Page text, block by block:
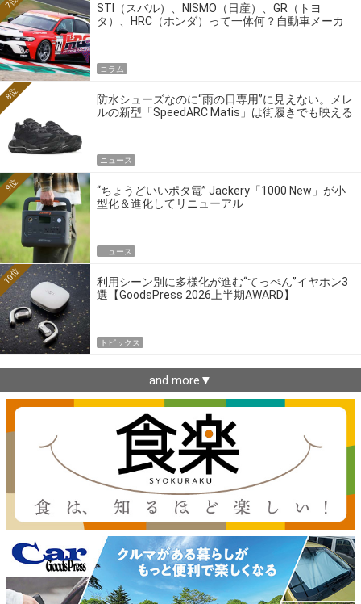
STI（スバル）、NISMO（日産）、GR（トヨ
タ）、HRC（ホンダ）って一体何？自動車メーカ
コラム
防水シューズなのに“雨の日専用”に見えない。メレ
ルの新型「SpeedARC Matis」は街履きでも映える
8位
ニュース
“ちょうどいいポタ電” Jackery「1000 New」が小
型化＆進化してリニューアル
9位
ニュース
利用シーン別に多様化が進む“てっぺん”イヤホン3
選【GoodsPress 2026上半期AWARD】
10位
トピックス
and more▼